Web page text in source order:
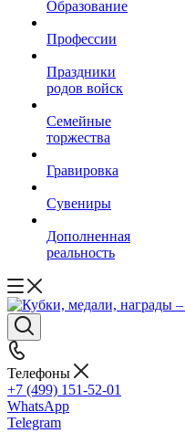
Образование
Профессии
Праздники
родов войск
Семейные
торжества
Гравировка
Сувениры
Дополненная
реальность
Телефоны
+7 (499) 151-52-01
WhatsApp
Telegram